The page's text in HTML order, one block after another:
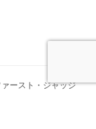
ースト・ジャッジ